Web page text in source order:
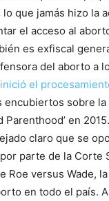
lo que jamás hizo la
el acceso al
es exfiscal
del aborto a
inició el
encubiertos sobre la
Parenthood’ en 2015.
claro que se
parte de la Corte
Roe versus Wade,
en todo el país.